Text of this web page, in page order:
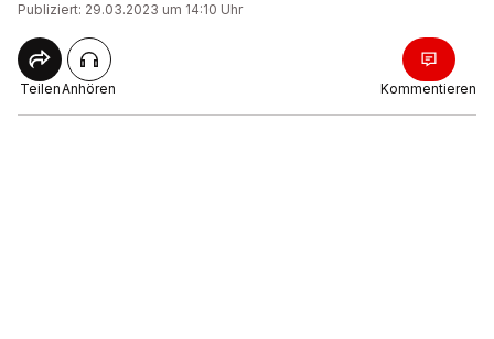
Publiziert: 29.03.2023 um 14:10 Uhr
TeilenAnhören Kommentieren